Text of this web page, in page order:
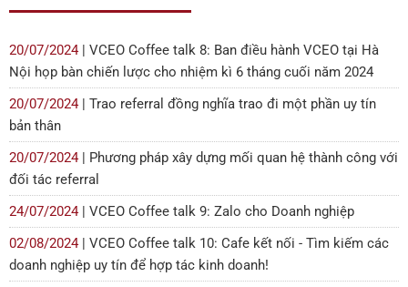
20/07/2024 | VCEO Coffee talk 8: Ban điều hành VCEO tại Hà
Nội họp bàn chiến lược cho nhiệm kì 6 tháng cuối năm 2024
20/07/2024 | Trao referral đồng nghĩa trao đi một phần uy tín
bản thân
20/07/2024 | Phương pháp xây dựng mối quan hệ thành công với
đối tác referral
24/07/2024 | VCEO Coffee talk 9: Zalo cho Doanh nghiệp
02/08/2024 | VCEO Coffee talk 10: Cafe kết nối - Tìm kiếm các
doanh nghiệp uy tín để hợp tác kinh doanh!